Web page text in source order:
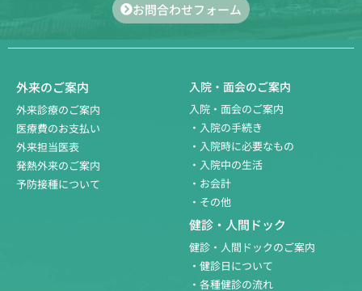
お問合わせフォーム
外来のご案内
外来診療のご案内
医療費のお支払い
外来担当医表
発熱外来のご案内
予防接種について
入院・面会のご案内
入院・面会のご案内
・入院の手続き
・入院時に必要なもの
・入院中の生活
・お会計
・その他
健診・人間ドック
健診・人間ドックのご案内
・健診日について
・各種健診の流れ